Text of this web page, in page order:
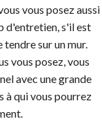
vous posez aussi
d'entretien, s'il est
sur un mur.
vous posez, vous
avec une grande
à qui vous pourrez